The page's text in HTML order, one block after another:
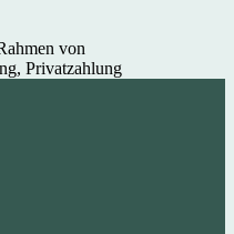
von
Privatzahlung